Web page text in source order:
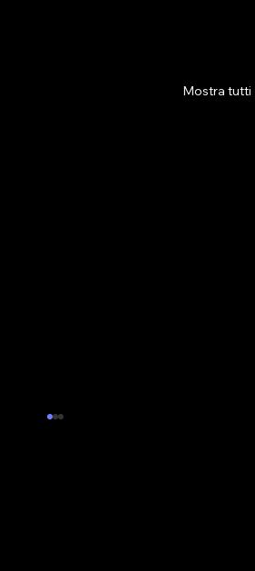
Mostra tutti
SIT augurano a tutti gli